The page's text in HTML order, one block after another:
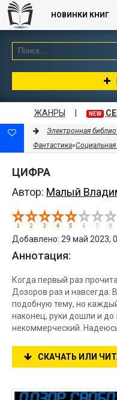
НОВИНКИ КНИГ
ЖАНРЫ NEW
Электронная
Фантастика»Социальная
ЦИФРА
Автор: Малый
Добавлено: 29 май 2023,
Аннотация:
Когда первый раз
Дозоров раз и навсегда.
подобную тему, но
наконец, руки дошли и до
некоммерческий.
СКАЧАТЬ ИЛИ